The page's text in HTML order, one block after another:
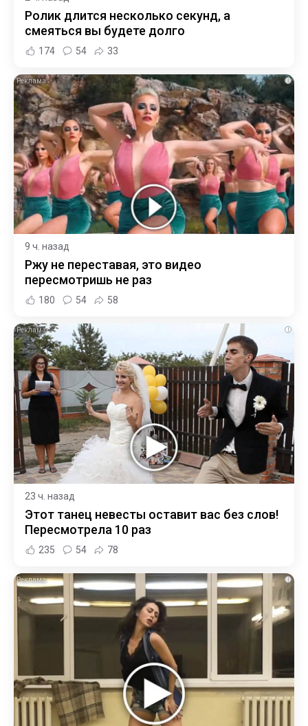
Ролик длится несколько секунд, а
смеяться вы будете долго
174 54 33
i
9 ч. назад
Ржу не переставая, это видео
пересмотришь не раз
180 54 58
i
23 ч. назад
Этот танец невесты оставит вас без слов!
Пересмотрела 10 раз
235 54 78
i